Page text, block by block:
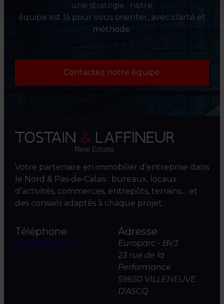
une stratégie : notre
équipe est là pour vous orienter, avec clarté et
méthode.
Contactez notre équipe
Votre partenaire en immobilier d’entreprise dans
le Nord & Pas‑de‑Calais : bureaux, locaux
d’activités, commerces, entrepôts, terrains… et
des conseils adaptés à chaque projet.
Téléphone
03 20 04 06 00
Adresse
Europarc - BV3
23 rue de la
Performance
59650 VILLENEUVE
D'ASCQ